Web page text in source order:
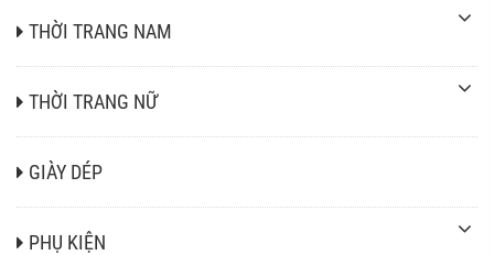
THỜI TRANG NAM
THỜI TRANG NỮ
GIÀY DÉP
PHỤ KIỆN